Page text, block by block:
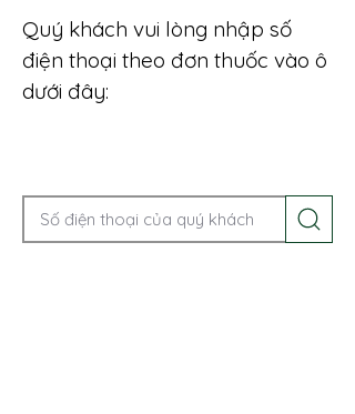
Quý khách vui lòng nhập số
điện thoại theo đơn thuốc vào ô
dưới đây: